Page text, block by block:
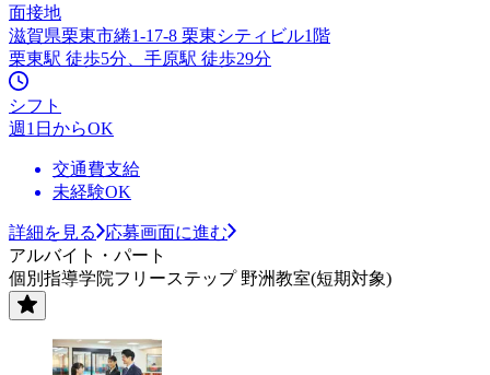
面接地
滋賀県栗東市綣1-17-8 栗東シティビル1階
栗東駅 徒歩5分、手原駅 徒歩29分
シフト
週1日からOK
交通費支給
未経験OK
詳細を見る
応募画面に進む
アルバイト・パート
個別指導学院フリーステップ 野洲教室(短期対象)